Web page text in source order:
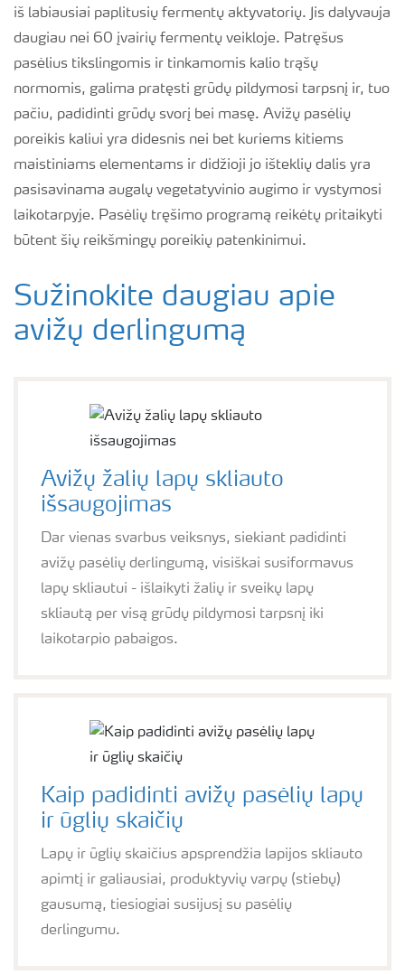
iš labiausiai paplitusių fermentų aktyvatorių. Jis dalyvauja
daugiau nei 60 įvairių fermentų veikloje. Patręšus
pasėlius tikslingomis ir tinkamomis kalio trąšų
normomis, galima pratęsti grūdų pildymosi tarpsnį ir, tuo
pačiu, padidinti grūdų svorį bei masę. Avižų pasėlių
poreikis kaliui yra didesnis nei bet kuriems kitiems
maistiniams elementams ir didžioji jo išteklių dalis yra
pasisavinama augalų vegetatyvinio augimo ir vystymosi
laikotarpyje. Pasėlių tręšimo programą reikėtų pritaikyti
būtent šių reikšmingų poreikių patenkinimui.
Sužinokite daugiau apie
avižų derlingumą
Avižų žalių lapų skliauto
išsaugojimas
Dar vienas svarbus veiksnys, siekiant padidinti
avižų pasėlių derlingumą, visiškai susiformavus
lapų skliautui - išlaikyti žalių ir sveikų lapų
skliautą per visą grūdų pildymosi tarpsnį iki
laikotarpio pabaigos.
Kaip padidinti avižų pasėlių lapų
ir ūglių skaičių
Lapų ir ūglių skaičius apsprendžia lapijos skliauto
apimtį ir galiausiai, produktyvių varpų (stiebų)
gausumą, tiesiogiai susijusį su pasėlių
derlingumu.